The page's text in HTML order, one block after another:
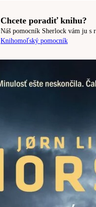
Chcete poradiť knihu?
Náš pomocník Sherlock vám ju s
Knihomoľský pomocník